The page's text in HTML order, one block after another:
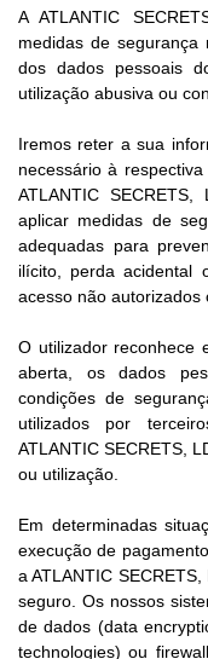
A ATLANTIC
medidas de segurança
dos dados pessoais
utilização abusiva ou
Iremos reter a sua
necessário à
ATLANTIC
aplicar medidas de
adequadas para
ilícito, perda acidental
acesso não autorizados
O utilizador reconhece
aberta, os dados
condições de
utilizados por
ATLANTIC SECRETS,
ou utilização.
Em determinadas
execução de
a ATLANTIC
seguro. Os nossos
de dados (data
technologies) ou